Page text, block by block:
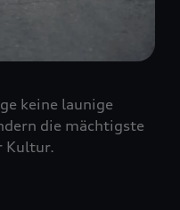
keine launige
die mächtigste
Kultur.